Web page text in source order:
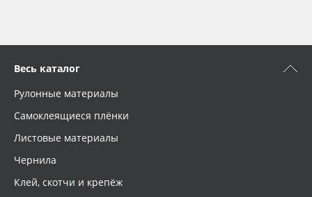
Весь каталог
Рулонные материалы
Самоклеящиеся плёнки
Листовые материалы
Чернила
Клей, скотчи и крепёж